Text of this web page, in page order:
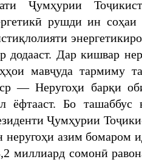
Ҷумҳурии
рушди ин
додааст. Дар кишвар
мавҷуда тармиму
— Неругоҳи барқи
ёфтааст. Бо ташаббус
Ҷумҳурии
неругоҳи азим бомаром
миллиард сомонӣ